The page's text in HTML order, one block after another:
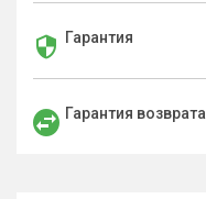
Гарантия
Гарантия возврата